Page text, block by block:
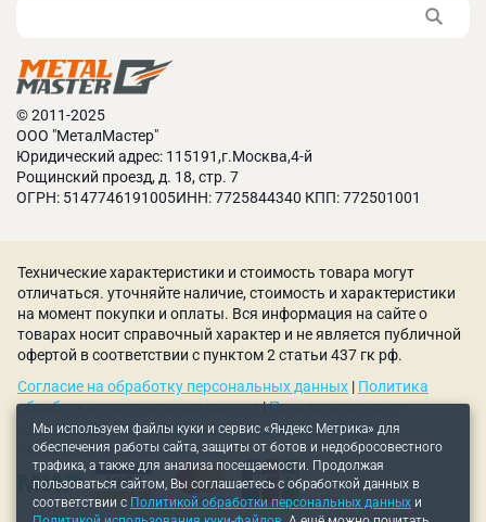
вертикального типа оцените, насколько он
эффективно справиться с поставленными
задачами, безопасен в эксплуатации, обладает
необходимыми функциональными
возможностями.
Сферы применения
крепёжных точек на раме и ходовой части.
Авиакосмическая отрасль. Создание
высокоточных отверстий в обшивке летательных
аппаратов. Обработка деталей шасси и внутренних
механизмов.
Кораблестроение. Перфорирование металлических
листов для обшивки судов. Подготовка элементов
корабельного оборудования.
Изготовление металлоконструкций.
Просверливание балок, ферм, опорных элементов.
© 2011-2025
ООО "МеталМастер"
Юридический адрес: 115191,г.Москва,4-й
Рощинский проезд, д. 18, стр. 7
ОГРН: 5147746191005ИНН: 7725844340 КПП: 772501001
Мы используем файлы куки и сервис «Яндекс Метрика» для
обеспечения работы сайта, защиты от ботов и недобросовестного
трафика, а также для анализа посещаемости. Продолжая
пользоваться сайтом, Вы соглашаетесь с обработкой данных в
соответствии с Политикой обработки персональных данных и
Технические характеристики и стоимость товара могут
отличаться. уточняйте наличие, стоимость и характеристики
на момент покупки и оплаты. Вся информация на сайте о
товарах носит справочный характер и не является публичной
офертой в соответствии с пунктом 2 статьи 437 гк рф.
Согласие на обработку персональных данных | Политика
обработки персональных данных|Пользовательское
соглашение|Политика использования куки-файлов|
Рекомендательные технологии